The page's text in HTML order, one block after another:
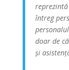
întreg
doar de
și